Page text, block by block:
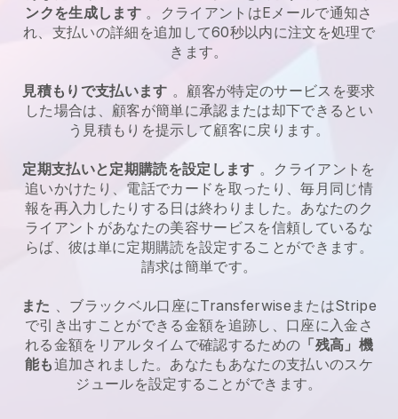
ンクを生成します 。クライアントはEメールで通知さ
れ、支払いの詳細を追加して60秒以内に注文を処理で
きます。
見積もりで支払います 。顧客が特定のサービスを要求
した場合は、顧客が簡単に承認または却下できるとい
う見積もりを提示して顧客に戻ります。
定期支払いと定期購読を設定します 。クライアントを
追いかけたり、電話でカードを取ったり、毎月同じ情
報を再入力したりする日は終わりました。あなたのク
ライアントがあなたの美容サービスを信頼しているな
らば、彼は単に定期購読を設定することができます。
請求は簡単です。
また 、ブラックベル口座にTransferwiseまたはStripe
で引き出すことができる金額を追跡し、口座に入金さ
れる金額をリアルタイムで確認するための 「残高」機
能も追加されました。あなたもあなたの支払いのスケ
ジュールを設定することができます。